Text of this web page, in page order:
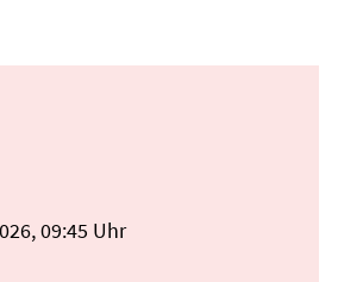
09:45 Uhr